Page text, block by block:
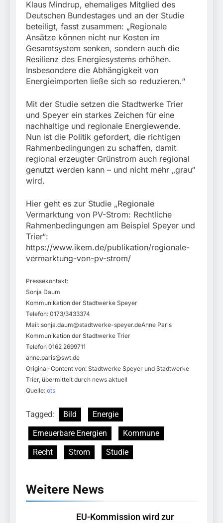
Klaus Mindrup, ehemaliges Mitglied des
Deutschen Bundestages und an der Studie
beteiligt, fasst zusammen: „Regionale
Ansätze können nicht nur Kosten im
Gesamtsystem senken, sondern auch die
Resilienz des Energiesystems erhöhen.
Insbesondere die Abhängigkeit von
Energieimporten ließe sich so reduzieren.“
Mit der Studie setzen die Stadtwerke Trier
und Speyer ein starkes Zeichen für eine
nachhaltige und regionale Energiewende.
Nun ist die Politik gefordert, die richtigen
Rahmenbedingungen zu schaffen, damit
regional erzeugter Grünstrom auch regional
genutzt werden kann – und nicht mehr „grau“
wird.
Hier geht es zur Studie „Regionale
Vermarktung von PV-Strom: Rechtliche
Rahmenbedingungen am Beispiel Speyer und
Trier“:
https://www.ikem.de/publikation/regionale-
vermarktung-von-pv-strom/
Pressekontakt:
Sonja Daum
Kommunikation der Stadtwerke Speyer
Telefon: 0173/3433374
Mail: sonja.daum@stadtwerke-speyer.deAnne Paris
Kommunikation der Stadtwerke Trier
Telefon 0162 2699711
anne.paris@swt.de
Original-Content von: Stadtwerke Speyer und Stadtwerke
Trier, übermittelt durch news aktuell
Quelle: ots
Tagged: Bild
Energie
Erneuerbare Energien
Kommune
Recht
Strom Studie
Weitere News
EU-Kommission wird zur